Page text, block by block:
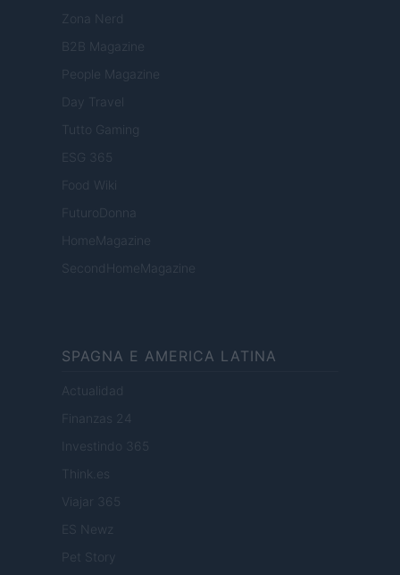
Zona Nerd
B2B Magazine
People Magazine
Day Travel
Tutto Gaming
ESG 365
Food Wiki
FuturoDonna
HomeMagazine
SecondHomeMagazine
SPAGNA E AMERICA LATINA
Actualidad
Finanzas 24
Investindo 365
Think.es
Viajar 365
ES Newz
Pet Story